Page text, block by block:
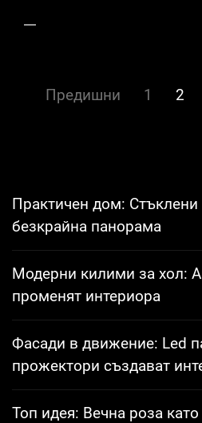
заменяните
Разделяне
страници
Предишни 1 2
Практичен дом: Стъклени
безкрайна панорама
Модерни килими за хол:
променят интериора
Фасади в движение: Led
прожектори създават
Топ идея: Вечна роза